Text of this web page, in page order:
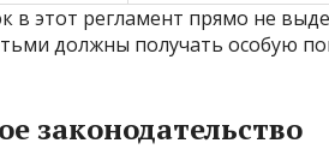
в этот регламент прямо не
должны получать особую
законодательство